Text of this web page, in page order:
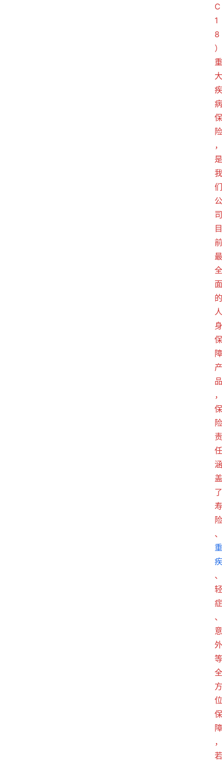
C
1
8
）
重
大
疾
病
保
险
，
是
我
们
公
司
目
前
最
全
面
的
人
身
保
障
产
品
，
保
险
责
任
涵
盖
了
寿
险
、
重
疾
、
轻
症
、
意
外
等
全
方
位
保
障
，
若